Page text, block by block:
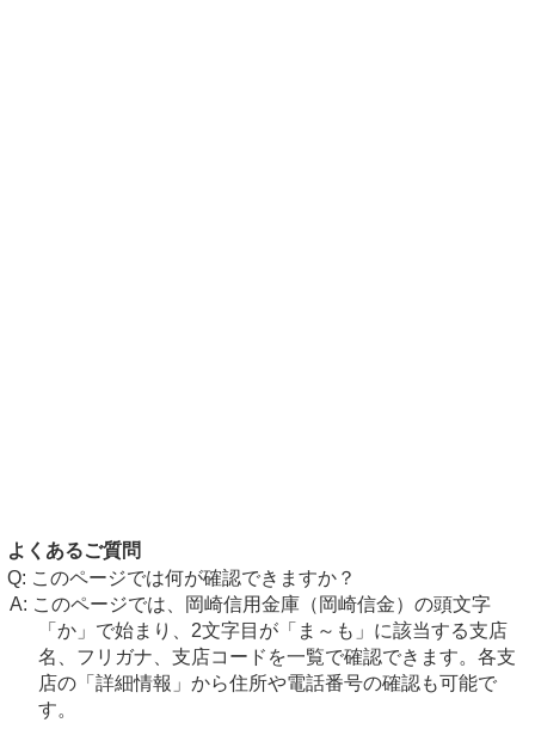
よくあるご質問
このページでは何が確認できますか？
このページでは、岡崎信用金庫（岡崎信金）の頭文字
「か」で始まり、2文字目が「ま～も」に該当する支店
名、フリガナ、支店コードを一覧で確認できます。各支
店の「詳細情報」から住所や電話番号の確認も可能で
す。